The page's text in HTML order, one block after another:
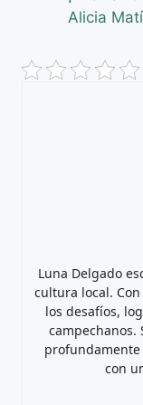
Alicia
Luna Delgado
cultura local.
los desafíos,
campechanos.
con